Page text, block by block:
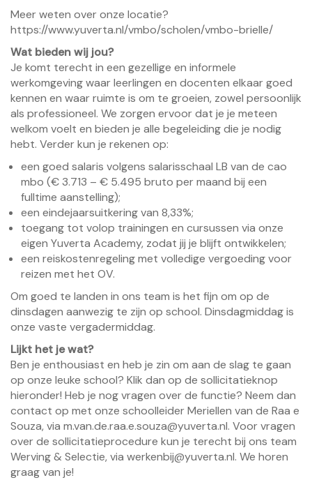
Meer weten over onze locatie?
https://www.yuverta.nl/vmbo/scholen/vmbo-brielle/
Wat bieden wij jou?
Je komt terecht in een gezellige en informele
werkomgeving waar leerlingen en docenten elkaar goed
kennen en waar ruimte is om te groeien, zowel persoonlijk
als professioneel. We zorgen ervoor dat je je meteen
welkom voelt en bieden je alle begeleiding die je nodig
hebt. Verder kun je rekenen op:
een goed salaris volgens salarisschaal LB van de cao
mbo (€ 3.713 – € 5.495 bruto per maand bij een
fulltime aanstelling);
een eindejaarsuitkering van 8,33%;
toegang tot volop trainingen en cursussen via onze
eigen Yuverta Academy, zodat jij je blijft ontwikkelen;
een reiskostenregeling met volledige vergoeding voor
reizen met het OV.
Om goed te landen in ons team is het fijn om op de
dinsdagen aanwezig te zijn op school. Dinsdagmiddag is
onze vaste vergadermiddag.
Lijkt het je wat?
Ben je enthousiast en heb je zin om aan de slag te gaan
op onze leuke school? Klik dan op de sollicitatieknop
hieronder! Heb je nog vragen over de functie? Neem dan
contact op met onze schoolleider Meriellen van de Raa e
Souza, via m.van.de.raa.e.souza@yuverta.nl. Voor vragen
over de sollicitatieprocedure kun je terecht bij ons team
Werving & Selectie, via werkenbij@yuverta.nl. We horen
graag van je!